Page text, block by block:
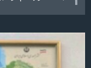
صفحه‌های ویژه